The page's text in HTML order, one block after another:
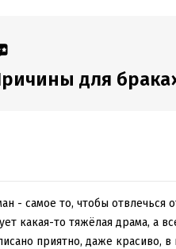
для
- самое то, чтобы отвлечься
какая-то тяжёлая драма, а
приятно, даже красиво, в